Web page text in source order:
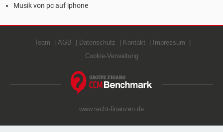
Musik von pc auf iphone
Team AGB Datenschutz Kontakt
Impressum
Cookie-Verwaltung
www.recht-finanzen.de